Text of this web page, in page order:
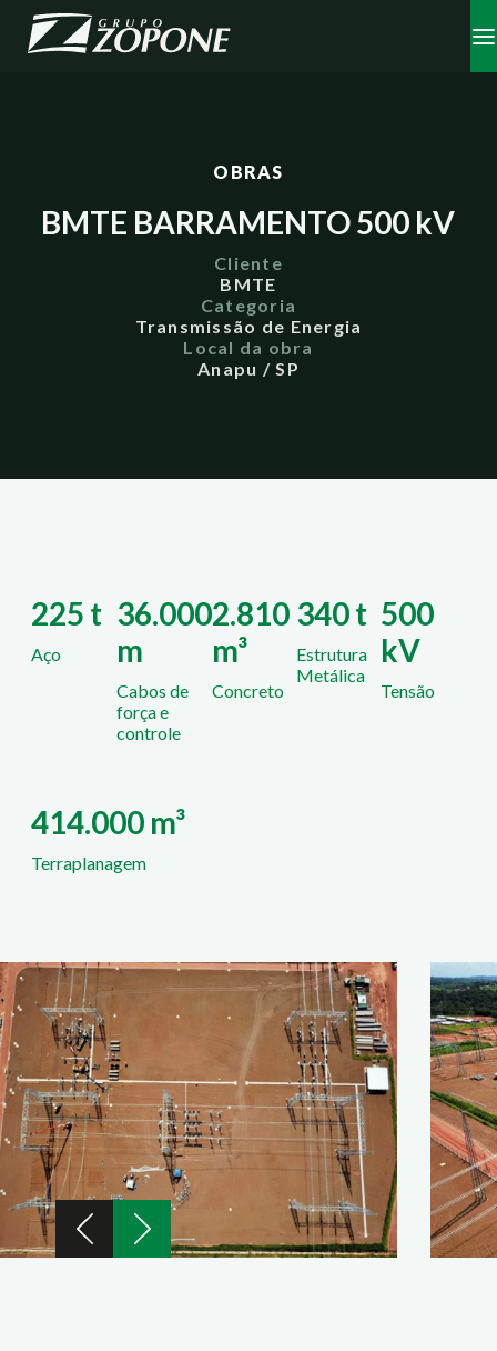
OBRAS
BMTE BARRAMENTO 500 kV
Cliente
BMTE
Categoria
Transmissão de Energia
Local da obra
Anapu / SP
225 t
Aço
36.000
m
Cabos de
força e
controle
2.810
m³
Concreto
340 t
Estrutura
Metálica
500
kV
Tensão
414.000 m³
Terraplanagem